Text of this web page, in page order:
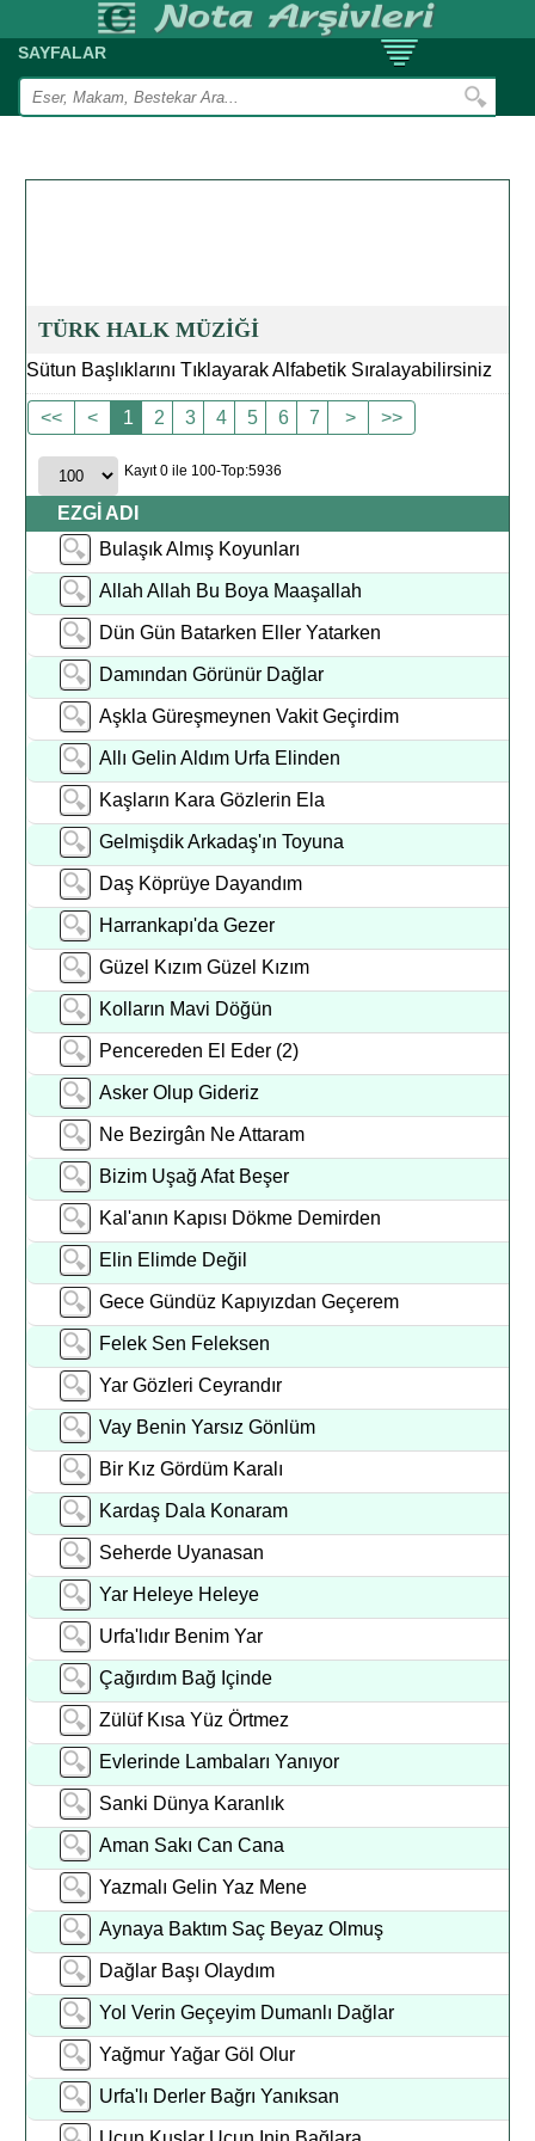
SAYFALAR
TÜRK HALK MÜZİĞİ
Sütun Başlıklarını Tıklayarak Alfabetik Sıralayabilirsiniz
<< < 1 2 3 4 5 6 7 > >>
Kayıt 0 ile 100-Top:5936
EZGİ ADI
Bulaşık Almış Koyunları
Allah Allah Bu Boya Maaşallah
Dün Gün Batarken Eller Yatarken
Damından Görünür Dağlar
Aşkla Güreşmeynen Vakit Geçirdim
Allı Gelin Aldım Urfa Elinden
Kaşların Kara Gözlerin Ela
Gelmişdik Arkadaş'ın Toyuna
Daş Köprüye Dayandım
Harrankapı'da Gezer
Güzel Kızım Güzel Kızım
Kolların Mavi Döğün
Pencereden El Eder (2)
Asker Olup Gideriz
Ne Bezirgân Ne Attaram
Bizim Uşağ Afat Beşer
Kal'anın Kapısı Dökme Demirden
Elin Elimde Değil
Gece Gündüz Kapıyızdan Geçerem
Felek Sen Feleksen
Yar Gözleri Ceyrandır
Vay Benin Yarsız Gönlüm
Bir Kız Gördüm Karalı
Kardaş Dala Konaram
Seherde Uyanasan
Yar Heleye Heleye
Urfa'lıdır Benim Yar
Çağırdım Bağ Içinde
Zülüf Kısa Yüz Örtmez
Evlerinde Lambaları Yanıyor
Sanki Dünya Karanlık
Aman Sakı Can Cana
Yazmalı Gelin Yaz Mene
Aynaya Baktım Saç Beyaz Olmuş
Dağlar Başı Olaydım
Yol Verin Geçeyim Dumanlı Dağlar
Yağmur Yağar Göl Olur
Urfa'lı Derler Bağrı Yanıksan